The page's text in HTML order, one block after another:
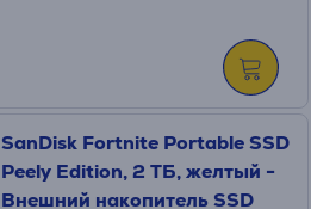
SanDisk Fortnite Portable SSD
Peely Edition, 2 ТБ, желтый -
Внешний накопитель SSD